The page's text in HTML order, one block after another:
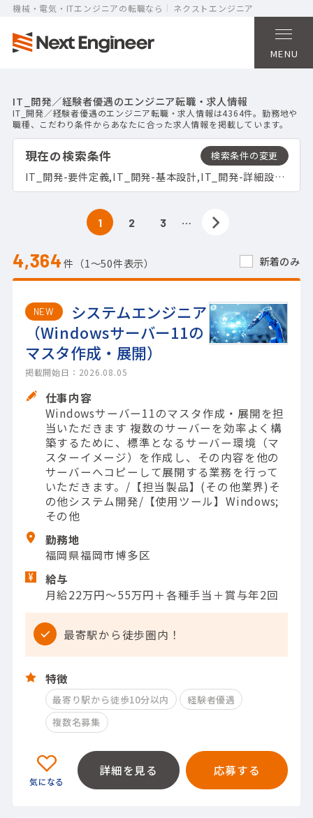
機械・電気・ITエンジニアの転職なら ネクストエンジニア
MENU
IT_開発／経験者優遇のエンジニア転職・求人情報
IT_開発／経験者優遇のエンジニア転職・求人情報は4364件。勤務地や
職種、こだわり条件からあなたに合った求人情報を掲載しています。
現在の検索条件
IT_開発-要件定義,IT_開発-基本設計,IT_開発-詳細設計,IT_開発-プログラミング,IT_開発-デバッグ,IT_開発-テスト,IT_開発-運用,IT_開発-保守,IT_開発-組込み・制御開発,IT_開発-PMO／PM／コンサルティング,IT_開発-システムエンジニア,IT_開発-プログラマ,IT_開発-テスト・評価,経験者優遇
4,364 件（1〜50件表示） 新着のみ
1 2 3 …
NEW
システムエンジニア
（Windowsサーバー11の
マスタ作成・展開）
掲載開始日：2026.08.05
仕事内容
Windowsサーバー11のマスタ作成・展開を担
当いただきます 複数のサーバーを効率よく構
築するために、標準となるサーバー環境（マ
スターイメージ）を作成し、その内容を他の
サーバーへコピーして展開する業務を行って
いただきます。/【担当製品】(その他業界)そ
の他システム開発/【使用ツール】Windows;
その他
勤務地
福岡県福岡市博多区
給与
月給22万円～55万円＋各種手当＋賞与年2回
最寄駅から徒歩圏内！
特徴
最寄り駅から徒歩10分以内
経験者優遇
複数名募集
詳細を見る 応募する